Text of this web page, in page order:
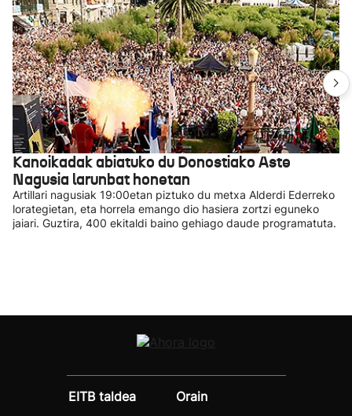
Kanoikadak abiatuko du Donostiako Aste
Nagusia larunbat honetan
Artillari nagusiak 19:00etan piztuko du metxa Alderdi Ederreko
lorategietan, eta horrela emango dio hasiera zortzi eguneko
jaiari. Guztira, 400 ekitaldi baino gehiago daude programatuta.
EITB taldea
Orain